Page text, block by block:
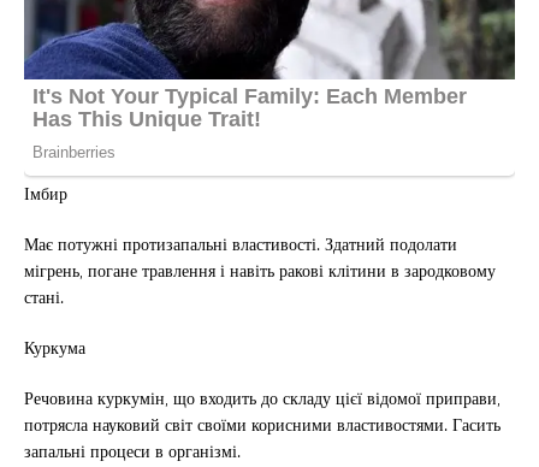
Імбир
Має потужні протизапальні властивості. Здатний подолати
мігрень, погане травлення і навіть ракові клітини в зародковому
стані.
Куркума
Речовина куркумін, що входить до складу цієї відомої приправи,
потрясла науковий світ своїми корисними властивостями. Гасить
запальні процеси в організмі.